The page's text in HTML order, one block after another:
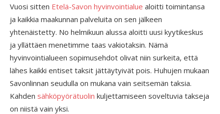
Vuosi sitten Etelä-Savon hyvinvointialue aloitti toimintansa
ja kaikkia maakunnan palveluita on sen jälkeen
yhtenäistetty. No helmikuun alussa aloitti uusi kyytikeskus
ja yllättäen menetimme taas vakiotaksin. Nämä
hyvinvointialueen sopimusehdot olivat niin surkeita, että
lähes kaikki entiset taksit jättäytyivät pois. Huhujen mukaan
Savonlinnan seudulla on mukana vain seitsemän taksia.
Kahden sähköpyörätuolin kuljettamiseen soveltuvia takseja
on niistä vain yksi.